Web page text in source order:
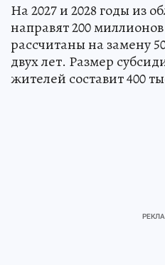
На 2027 и 2028 годы из
направят 200
рассчитаны на замену
двух лет. Размер
жителей составит 400